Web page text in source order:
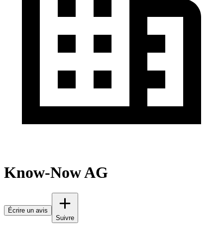
Know-Now AG
Écrire un avis
Suivre